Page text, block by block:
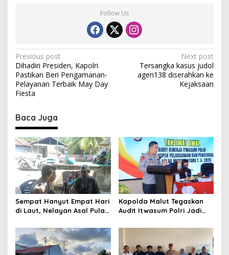
Follow Us
P
o
s
t
n
a
v
i
g
a
t
i
o
n
Previous post
Dihadiri Presiden, Kapolri
Pastikan Beri Pengamanan-
Pelayanan Terbaik May Day
Fiesta
Next post
Tersangka kasus judol
agen138 diserahkan ke
Kejaksaan
Baca Juga
Sempat Hanyut Empat Hari
di Laut, Nelayan Asal Pulau
Pantai Tawakali Morotai
Utara
Kapolda Malut Tegaskan
Audit Itwasum Polri Jadi
Akuntabilitas dan Kinerja